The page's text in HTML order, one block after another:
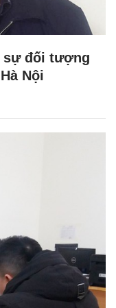
sự đối tượng
Nội